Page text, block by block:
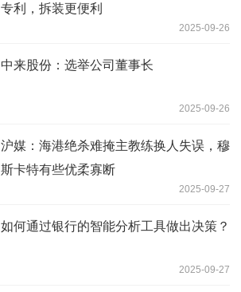
专利，拆装更便利
2025-09-26
中来股份：选举公司董事长
2025-09-26
沪媒：海港绝杀难掩主教练换人失误，穆
斯卡特有些优柔寡断
2025-09-27
如何通过银行的智能分析工具做出决策？
2025-09-27